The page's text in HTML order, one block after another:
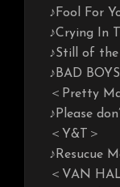
♪Fool For
♪Crying In
♪Still of
♪BAD
＜Pretty
♪Please
＜Y&T＞
♪Resucue
＜VAN